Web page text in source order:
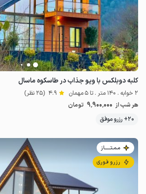
کلبه دوبلکس با ویو جذاب در طاسکوه ماسال
2 خوابه . 140 متر . تا 5 مهمان 4.9 (25 نظر)
هر شب از 9٬900٬000 تومان
20+ رزرو موفق
مـمـتــــــاز
رزرو فوری